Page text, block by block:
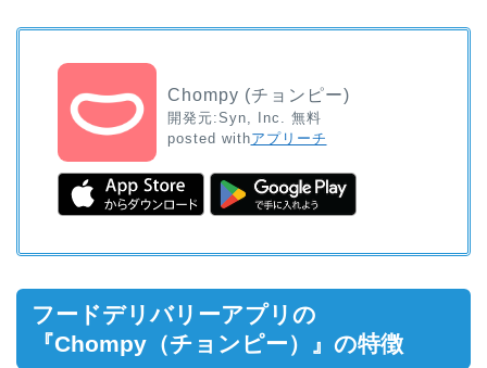
Chompy (チョンピー)
開発元:Syn, Inc. 無料
posted withアプリーチ
フードデリバリーアプリの
『Chompy（チョンピー）』の特徴